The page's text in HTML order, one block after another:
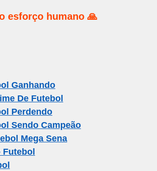
esforço humano 🙏
Ganhando
De Futebol
Perdendo
Sendo Campeão
Mega Sena